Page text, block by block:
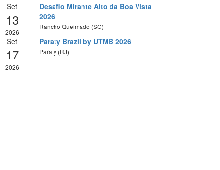
Set
13
2026
Desafio Mirante Alto da Boa Vista
2026
Rancho Queimado (SC)
Set
17
2026
Paraty Brazil by UTMB 2026
Paraty (RJ)